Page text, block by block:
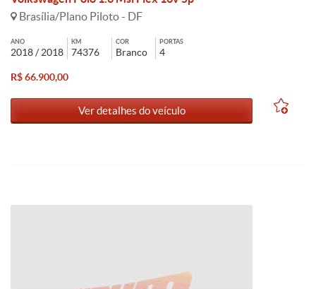
Brasília/Plano Piloto - DF
ANO
2018 / 2018
KM
74376
COR
Branco
PORTAS
4
R$ 66.900,00
Ver detalhes do veículo